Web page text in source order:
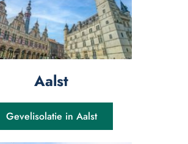
Aalst
Gevelisolatie in Aalst